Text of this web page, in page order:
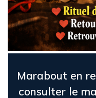
Marabout en
consulter le